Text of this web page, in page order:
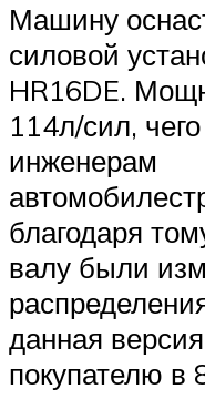
Машину
силовой
HR16DE.
114л/сил,
инженерам
благодаря
валу были
данная
покупателю в